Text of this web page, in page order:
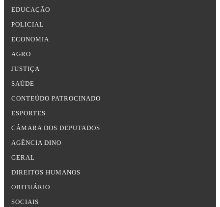
EDUCAÇÃO
POLICIAL
ECONOMIA
AGRO
JUSTIÇA
SAÚDE
CONTEÚDO PATROCINADO
ESPORTES
CÂMARA DOS DEPUTADOS
AGÊNCIA DINO
GERAL
DIREITOS HUMANOS
OBITUÁRIO
SOCIAIS